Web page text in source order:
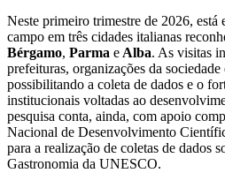
Neste primeiro trimestre de 2026, está
campo em três cidades italianas
Bérgamo, Parma eAlba. As visitas
prefeituras, organizações da
possibilitando a coleta de dados e o
institucionais voltadas ao
pesquisa conta, ainda, com apoio
Nacional de Desenvolvimento
para a realização de coletas de dados
Gastronomia da UNESCO.